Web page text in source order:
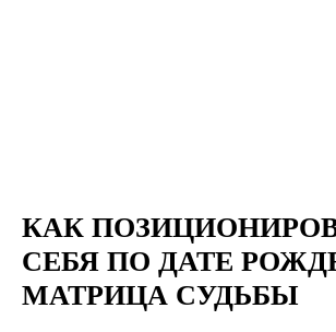
КАК
СЕБЯ ПО ДАТЕ
МАТРИЦА СУДЬБЫ